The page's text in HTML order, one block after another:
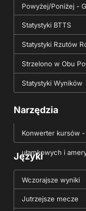
Powyżej/Poniżej -
Statystyki BTTS
Statystyki Rzutów
Strzelono w Obu
Statystyki Wyników
Narzędzia
Konwerter kursów
ułamkowych i
Języki
Wczorajsze wyniki
Jutrzejsze mecze